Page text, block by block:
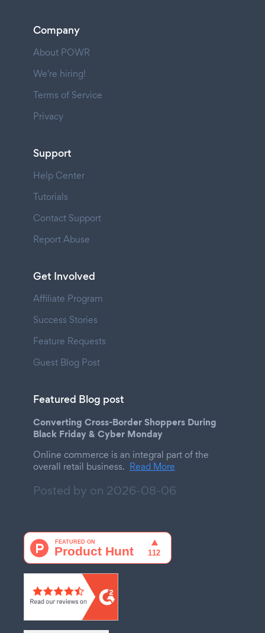
Company
About POWR
We're hiring!
Terms of Service
Privacy
Support
Help Center
Tutorials
Contact Support
Report Abuse
Get Involved
Affiliate Program
Success Stories
Feature Requests
Guest Blog Post
Featured Blog post
Converting Cross-Border Shoppers During
Black Friday & Cyber Monday
Online commerce is an integral part of the
overall retail business. Read More
Posted by on 2026-08-06